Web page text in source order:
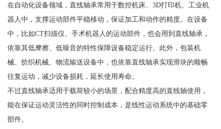
在自动化设备领域，直线轴承常用于数控机床、3D打印机、工业机
器人中，支撑运动部件平稳移动，保证加工和动作的精度。在设备
中，比如CT扫描仪、手术机器人的运动部件，也会用到直线轴承，
依靠其低摩擦、低噪音的特性保障设备稳定运行。此外，包装机
械、纺织机械、物流输送设备中，也依靠直线轴承实现滑块的顺畅
往复运动，减少设备损耗，延长使用寿命。
不过直线轴承适用于载荷较小的场景，配合精度高的直线轴使用，
能在保证运动灵活性的同时控制成本，是线性运动系统中的基础零
部件。